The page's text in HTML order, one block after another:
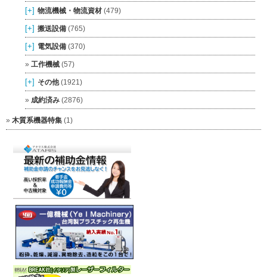
[+] 物流機械・物流資材 (479)
[+] 搬送設備 (765)
[+] 電気設備 (370)
工作機械 (57)
[+] その他(1921)
成約済み (2876)
木質系機器特集 (1)